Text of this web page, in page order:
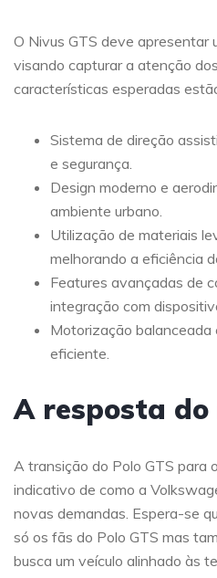
O Nivus GTS deve apresentar
visando capturar a atenção
características esperadas
Sistema de direção
e segurança.
Design moderno e
ambiente urbano.
Utilização de materiais
melhorando a eficiência
Features avançadas de
integração com
Motorização
eficiente.
A resposta do
A transição do Polo GTS para
indicativo de como a
novas demandas. Espera-se
só os fãs do Polo GTS mas
busca um veículo alinhado às